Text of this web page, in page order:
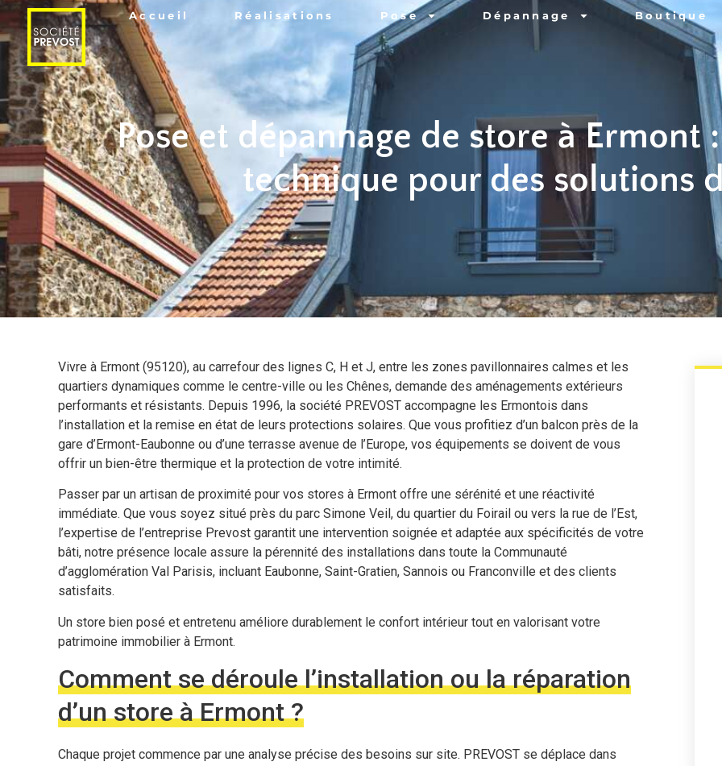
Accueil Réalisations Pose Dépannage Boutique
Pose et dépannage de store à Ermont
technique pour des solutions
Vivre à Ermont (95120), au carrefour des lignes C, H et J, entre les zones pavillonnaires calmes et les
quartiers dynamiques comme le centre-ville ou les Chênes, demande des aménagements extérieurs
performants et résistants. Depuis 1996, la société PREVOST accompagne les Ermontois dans
l’installation et la remise en état de leurs protections solaires. Que vous profitiez d’un balcon près de la
gare d’Ermont-Eaubonne ou d’une terrasse avenue de l’Europe, vos équipements se doivent de vous
offrir un bien-être thermique et la protection de votre intimité.
Passer par un artisan de proximité pour vos stores à Ermont offre une sérénité et une réactivité
immédiate. Que vous soyez situé près du parc Simone Veil, du quartier du Foirail ou vers la rue de l’Est,
l’expertise de l’entreprise Prevost garantit une intervention soignée et adaptée aux spécificités de votre
bâti, notre présence locale assure la pérennité des installations dans toute la Communauté
d’agglomération Val Parisis, incluant Eaubonne, Saint-Gratien, Sannois ou Franconville et des clients
satisfaits.
Un store bien posé et entretenu améliore durablement le confort intérieur tout en valorisant votre
patrimoine immobilier à Ermont.
Comment se déroule l’installation ou la réparation
d’un store à Ermont ?
Chaque projet commence par une analyse précise des besoins sur site. PREVOST se déplace dans